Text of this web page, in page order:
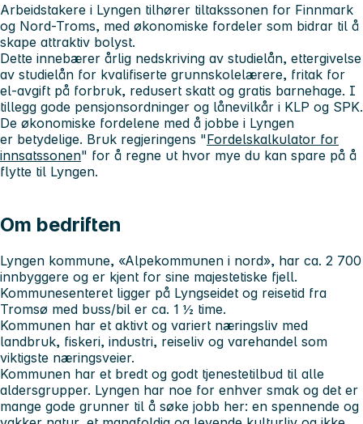
Arbeidstakere i Lyngen tilhører tiltakssonen for Finnmark
og Nord-Troms, med økonomiske fordeler som bidrar til å
skape attraktiv bolyst.
Dette innebærer årlig nedskriving av studielån, ettergivelse
av studielån for kvalifiserte grunnskolelærere, fritak for
el-avgift på forbruk, redusert skatt og gratis barnehage. I
tillegg gode pensjonsordninger og lånevilkår i KLP og SPK.
De økonomiske fordelene med å jobbe i Lyngen
er betydelige. Bruk regjeringens "Fordelskalkulator for
innsatssonen" for å regne ut hvor mye du kan spare på å
flytte til Lyngen.
Om bedriften
Lyngen kommune, «Alpekommunen i nord», har ca. 2 700
innbyggere og er kjent for sine majestetiske fjell.
Kommunesenteret ligger på Lyngseidet og reisetid fra
Tromsø med buss/bil er ca. 1 ½ time.
Kommunen har et aktivt og variert næringsliv med
landbruk, fiskeri, industri, reiseliv og varehandel som
viktigste næringsveier.
Kommunen har et bredt og godt tjenestetilbud til alle
aldersgrupper. Lyngen har noe for enhver smak og det er
mange gode grunner til å søke jobb her: en spennende og